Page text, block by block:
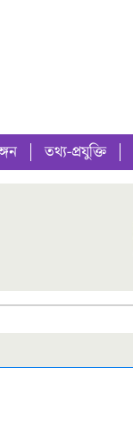
তথ্য-প্রযুক্তি